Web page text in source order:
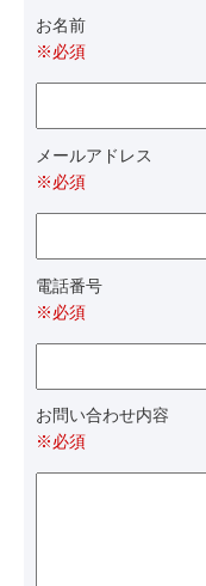
お名前
※必須
メールアドレス
※必須
電話番号
※必須
お問い合わせ内容
※必須